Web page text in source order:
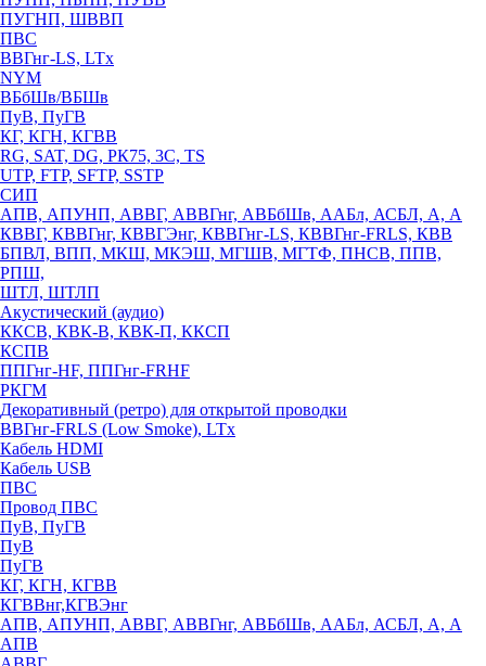
ПУГНП, ШВВП
ПВС
ВВГнг-LS, LTx
NYM
ВБбШв/ВБШв
ПуВ, ПуГВ
КГ, КГН, КГВВ
RG, SAT, DG, РК75, 3С, TS
UTP, FTP, SFTP, SSTP
СИП
АПВ, АПУНП, АВВГ, АВВГнг, АВБбШв, ААБл, АСБЛ, А, А
КВВГ, КВВГнг, КВВГЭнг, КВВГнг-LS, КВВГнг-FRLS, КВВ
БПВЛ, ВПП, МКШ, МКЭШ, МГШВ, МГТФ, ПНСВ, ППВ,
РПШ,
ШТЛ, ШТЛП
Акустический (аудио)
ККСВ, КВК-В, КВК-П, ККСП
КСПВ
ППГнг-HF, ППГнг-FRHF
РКГМ
Декоративный (ретро) для открытой проводки
ВВГнг-FRLS (Low Smoke), LTx
Кабель HDMI
Кабель USB
ПВС
Провод ПВС
ПуВ, ПуГВ
ПуВ
ПуГВ
КГ, КГН, КГВВ
КГВВнг,КГВЭнг
АПВ, АПУНП, АВВГ, АВВГнг, АВБбШв, ААБл, АСБЛ, А, А
АПВ